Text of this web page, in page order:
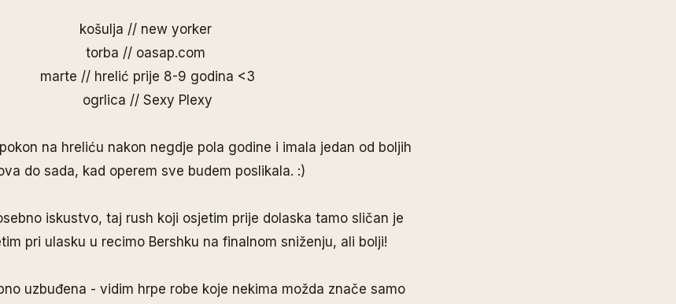
košulja // new yorker
torba // oasap.com
marte // hrelić prije 8-9 godina <3
ogrlica // Sexy Plexy
na hreliću nakon negdje pola godine i imala jedan od boljih
do sada, kad operem sve budem poslikala. :)
iskustvo, taj rush koji osjetim prije dolaska tamo sličan je
pri ulasku u recimo Bershku na finalnom sniženju, ali bolji!
uzbuđena - vidim hrpe robe koje nekima možda znače samo